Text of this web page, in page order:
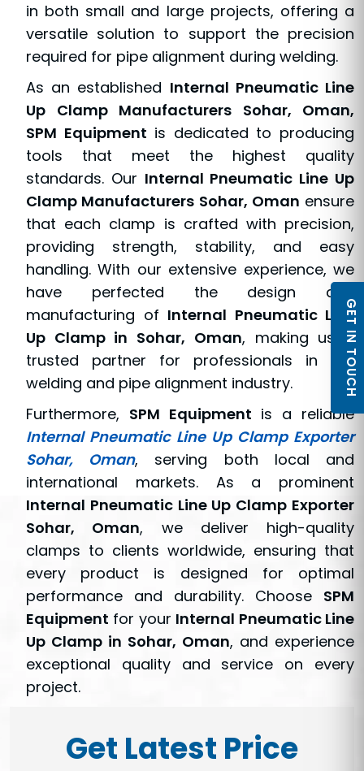
in both small and large projects, offering a
versatile solution to support the precision
required for pipe alignment during welding.
As an established Internal Pneumatic Line
Up Clamp Manufacturers Sohar, Oman,
SPM Equipment is dedicated to producing
tools that meet the highest quality
standards. Our Internal Pneumatic Line Up
Clamp Manufacturers Sohar, Oman ensure
that each clamp is crafted with precision,
providing strength, stability, and easy
handling. With our extensive experience, we
have perfected the design and
manufacturing of Internal Pneumatic Line
Up Clamp in Sohar, Oman, making us a
trusted partner for professionals in the
welding and pipe alignment industry.
Furthermore, SPM Equipment is a reliable
Internal Pneumatic Line Up Clamp Exporter
Sohar, Oman, serving both local and
international markets. As a prominent
Internal Pneumatic Line Up Clamp Exporter
Sohar, Oman, we deliver high-quality
clamps to clients worldwide, ensuring that
every product is designed for optimal
performance and durability. Choose SPM
Equipment for your Internal Pneumatic Line
Up Clamp in Sohar, Oman, and experience
exceptional quality and service on every
project.
Get Latest Price
GET IN TOUCH